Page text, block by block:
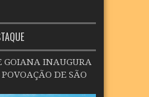
GOIANA INAUGURA
DE SÃO